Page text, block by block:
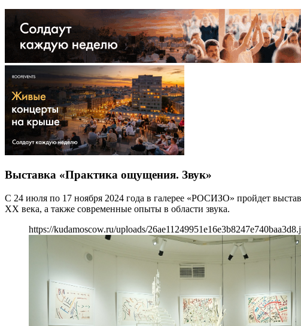
Выставка «Практика ощущения. Звук»
С 24 июля по 17 ноября 2024 года в галерее «РОСИЗО» пройдет
ХХ века, а также современные опыты в области звука.
https://kudamoscow.ru/uploads/